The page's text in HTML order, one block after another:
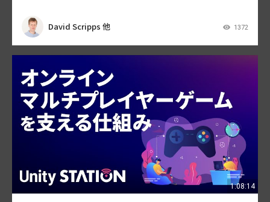
David Scripps 他 1372
1:08:14